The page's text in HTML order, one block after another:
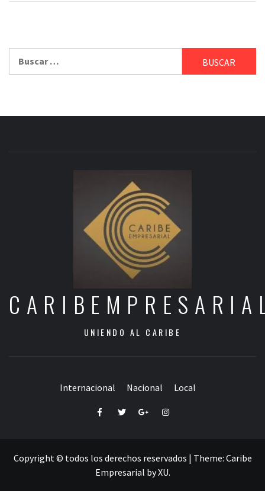
UNIENDO AL CARIBE
Internacional Nacional Local
FacebookTwitterGoogle+Instagram
Copyright © todos los derechos reservados | Theme: Caribe
Empresarial byXU.